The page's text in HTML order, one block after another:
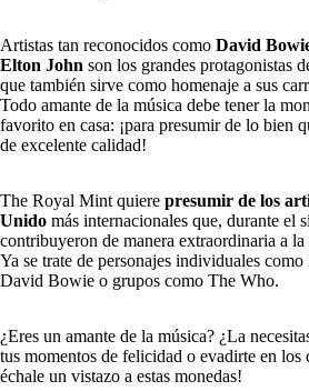
Artistas tan reconocidos como David
Elton John son los grandes protagonistas
que también sirve como homenaje a sus
Todo amante de la música debe tener la
favorito en casa: ¡para presumir de lo bien
de excelente calidad!
The Royal Mint quiere presumir de los
Unido más internacionales que, durante el
contribuyeron de manera extraordinaria a
Ya se trate de personajes individuales
David Bowie o grupos como The Who.
¿Eres un amante de la música? ¿La
tus momentos de felicidad o evadirte en los
échale un vistazo a estas monedas!